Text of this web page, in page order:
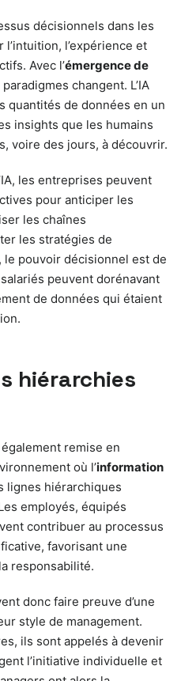
décisionnels dans les
l’expérience et
Avec l’émergence de
paradigmes changent. L’IA
quantités de données en un
insights que les humains
voire des jours, à découvrir.
les entreprises peuvent
pour anticiper les
les chaînes
les stratégies de
le pouvoir décisionnel est de
peuvent dorénavant
de données qui étaient
hiérarchies
remise en
où l’information
lignes hiérarchiques
employés, équipés
contribuer au processus
favorisant une
responsabilité.
donc faire preuve d’une
style de management.
ils sont appelés à devenir
l’initiative individuelle et